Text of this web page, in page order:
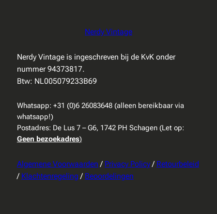
Nerdy Vintage
Nerdy Vintage is ingeschreven bij de KvK onder
nummer 94373817.
Btw: NL005079233B69
Whatsapp: +31 (0)6 26083648 (alleen bereikbaar via
whatsapp!)
Postadres: De Lus 7 – G6, 1742 PH Schagen (Let op:
Geen bezoekadres)
Algemene Voorwaarden / Privacy Policy/ Retourbeleid
/ Klachtenregeling / Beoordelingen